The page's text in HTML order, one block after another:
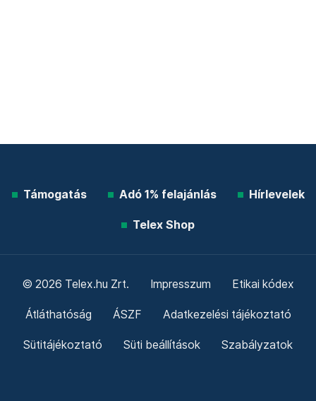
Támogatás Adó 1% felajánlás Hírlevelek
Telex Shop
© 2026 Telex.hu Zrt. Impresszum Etikai kódex
Átláthatóság ÁSZF Adatkezelési tájékoztató
Sütitájékoztató Süti beállítások Szabályzatok